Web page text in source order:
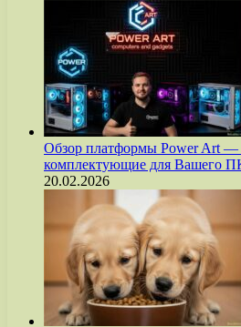
Обзор платформы Power Art
комплектующие для Вашего
20.02.2026